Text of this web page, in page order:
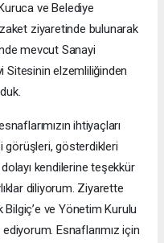
ve Belediye
ziyaretinde bulunarak
mevcut Sanayi
Sitesinin elzemliliğinden
ihtiyaçları
gösterdikleri
kendilerine teşekkür
diliyorum. Ziyarette
ve Yönetim Kurulu
Esnaflarımız için